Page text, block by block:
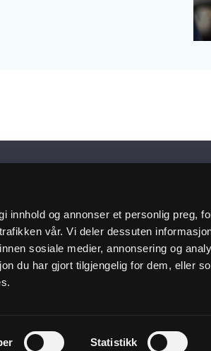
innhold og annonser et personlig preg,
vår. Vi deler dessuten
sosiale medier, annonsering og
du har gjort tilgjengelig for dem, eller
Statistikk
nytt i innboksen